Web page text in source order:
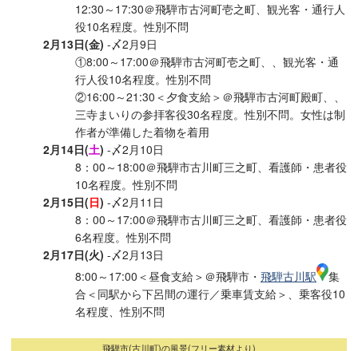
12:30～17:30＠飛騨市古河町壱之町、観光客・通行人
役10名程度。性別不問
2月13日(金) -〆2月9日
①8:00～17:00＠飛騨市古河町壱之町、、観光客・通
行人役10名程度。性別不問
②16:00～21:30＜夕食支給＞＠飛騨市古河町殿町、、
三寺まいりの参拝客役30名程度。性別不問。女性は制
作者が準備した着物を着用
2月14日(土) -〆2月10日
8：00～18:00＠飛騨市古川町三之町、看護師・患者役
10名程度。性別不問
2月15日(日) -〆2月11日
8：00～17:00＠飛騨市古川町三之町、看護師・患者役
6名程度。性別不問
2月17日(火) -〆2月13日
8:00～17:00＜昼食支給＞＠飛騨市・ 飛騨古川駅
集
合＜同駅から下呂間の運行／乗車賃支給＞、乗客役10
名程度、性別不問
飛騨市(古川町)の風景(フリー素材より)